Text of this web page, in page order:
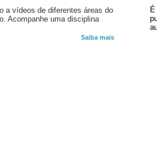
a vídeos de diferentes áreas do
Acompanhe uma disciplina
Saiba mais